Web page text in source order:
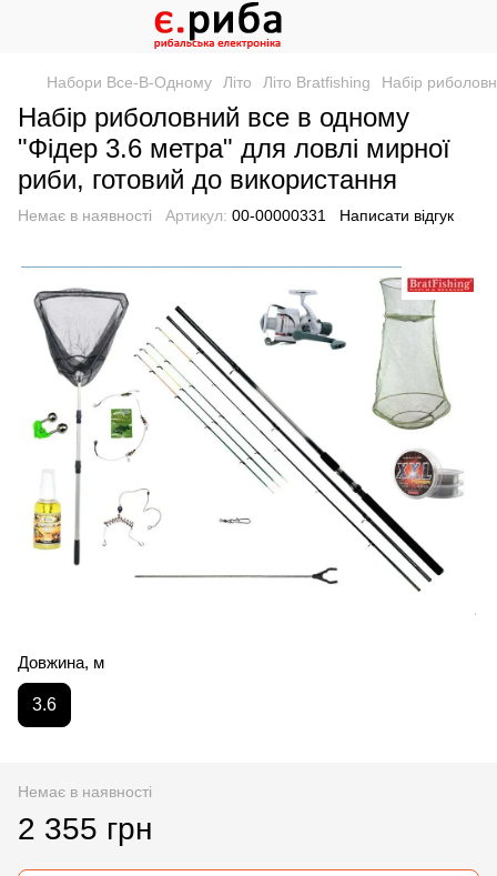
Набори Все-В-Одному Літо Літо Bratfishing Набір
Набір риболовний все в одному
"Фідер 3.6 метра" для ловлі мирної
риби, готовий до використання
Немає в наявності Артикул: 00-00000331 Написати відгук
Довжина, м
3.6
Немає в наявності
2 355 грн